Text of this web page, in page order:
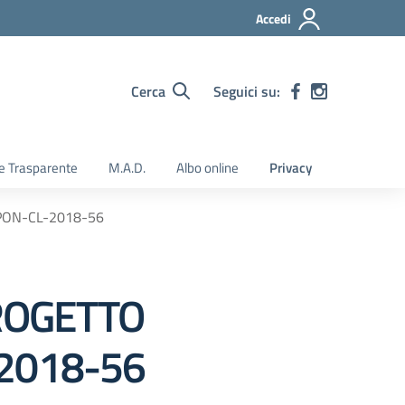
Accedi
Cerca Seguici su:
Trasparente M.A.D. Albo online Privacy
CL-2018-56
56